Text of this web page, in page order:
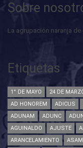
Sobre
La agrupación naranja
Etiquetas
1° DE MAYO 24 DE
AD HONOREM
ADICUS
ADUNAM
ADUNC
AGUINALDO
AJUSTE
ARANCELAMIENTO